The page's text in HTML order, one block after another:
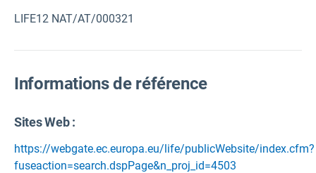
LIFE12 NAT/AT/000321
Informations de référence
Sites Web :
https://webgate.ec.europa.eu/life/publicWebsite/index.cfm?
fuseaction=search.dspPage&n_proj_id=4503